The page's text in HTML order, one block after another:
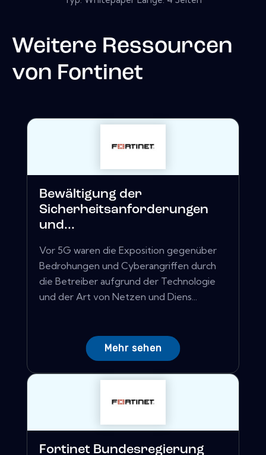
Weitere Ressourcen
von Fortinet
Bewältigung der
Sicherheitsanforderungen
und...
Vor 5G waren die Exposition gegenüber
Bedrohungen und Cyberangriffen durch
die Betreiber aufgrund der Technologie
und der Art von Netzen und Diens...
Mehr sehen
Fortinet Bundesregierung